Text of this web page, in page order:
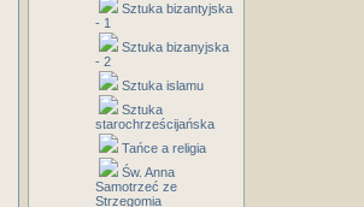
Sztuka bizantyjska
- 1
Sztuka bizanyjska
- 2
Sztuka islamu
Sztuka
starochrześcijańska
Tańce a religia
Św. Anna
Samotrzeć ze
Strzegomia